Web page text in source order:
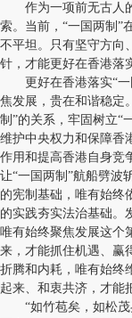
作为一项前无古人的
索。当前，“一国两制”
不平坦。只有坚守方向
针，才能更好在香港落
更好在香港落实“一
焦发展，贵在和谐稳定
制”的关系，牢固树立“
维护中央权力和保障香
作用和提高香港自身竞
让“一国两制”航船劈波
的宪制基础，唯有始终
的实践夯实法治基础。
唯有始终聚焦发展这个
来，才能抓住机遇、赢
折腾和内耗，唯有始终
起来、和衷共济，才能
“如竹苞矣，如松茂